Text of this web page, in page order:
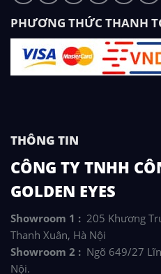
PHƯƠNG THỨC THANH
THÔNG TIN
CÔNG TY TNHH
GOLDEN EYES
Showroom 1 : 205 Khương
Thanh Xuân, Hà Nội
Showroom 2 : Ngõ 649/27
Nội.